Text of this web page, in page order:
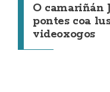
O camariñán
pontes coa
videoxogos